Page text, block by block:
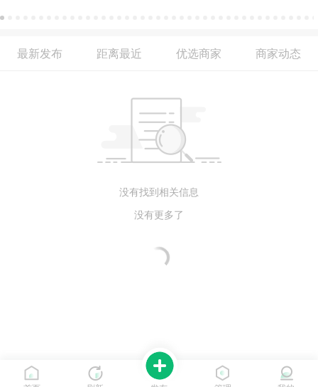
最新发布 距离最近 优选商家 商家动态
没有找到相关信息
没有更多了